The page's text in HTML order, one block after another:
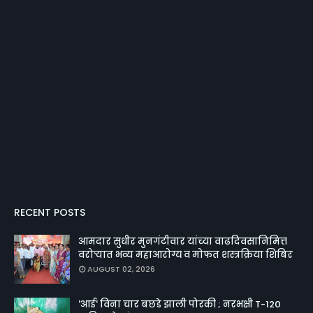
RECENT POSTS
आमदार सुधीर मुनगंटीवार यांच्या वाढदिवसानिमित्त
वरोऱ्यात भव्य महाआरोग्य व मोफत शस्त्रक्रिया शिबिर
AUGUST 02, 2026
'आई' विना चार बछडे झाली पोरकी ; नरभक्षी T-120